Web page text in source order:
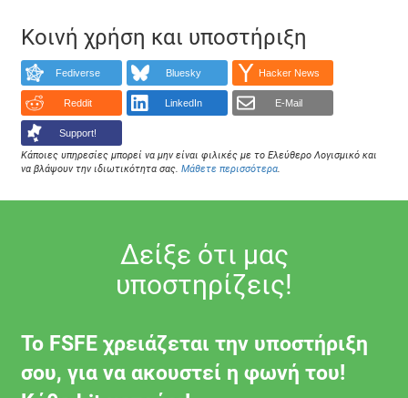
Κοινή χρήση και υποστήριξη
Fediverse Bluesky Hacker News
Reddit LinkedIn E-Mail
Support!
Κάποιες υπηρεσίες μπορεί να μην είναι φιλικές με το Ελεύθερο Λογισμικό και
να βλάψουν την ιδιωτικότητα σας.Μάθετε περισσότερα.
Δείξε ότι μας
υποστηρίζεις!
Το FSFE χρειάζεται την υποστήριξη
σου, για να ακουστεί η φωνή του!